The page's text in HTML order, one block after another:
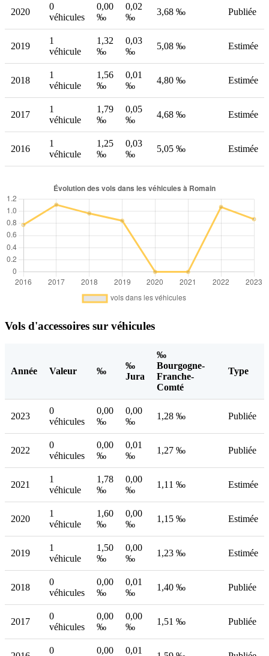
2020
0
véhicules
0,00
‰
0,02
‰
3,68 ‰ Publiée
2019
1
véhicule
1,32
‰
0,03
‰
5,08 ‰ Estimée
2018
1
véhicule
1,56
‰
0,01
‰
4,80 ‰ Estimée
2017
1
véhicule
1,79
‰
0,05
‰
4,68 ‰ Estimée
2016
1
véhicule
1,25
‰
0,03
‰
5,05 ‰ Estimée
Vols d'accessoires sur véhicules
Année Valeur ‰
‰
Jura
‰
Bourgogne-
Franche-
Comté
Type
2023
0
véhicules
0,00
‰
0,00
‰
1,28 ‰ Publiée
2022
0
véhicules
0,00
‰
0,01
‰
1,27 ‰ Publiée
2021
1
véhicule
1,78
‰
0,00
‰
1,11 ‰ Estimée
2020
1
véhicule
1,60
‰
0,00
‰
1,15 ‰ Estimée
2019
1
véhicule
1,50
‰
0,00
‰
1,23 ‰ Estimée
2018
0
véhicules
0,00
‰
0,01
‰
1,40 ‰ Publiée
2017
0
véhicules
0,00
‰
0,00
‰
1,51 ‰ Publiée
0 0,00 0,01